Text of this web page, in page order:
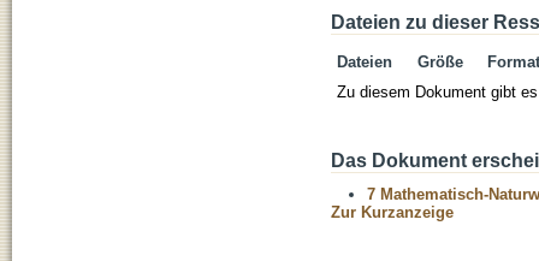
Dateien zu dieser
Dateien Größe
Format
Zu diesem Dokument gibt
Das Dokument
7 Mathematisch-
Zur Kurzanzeige